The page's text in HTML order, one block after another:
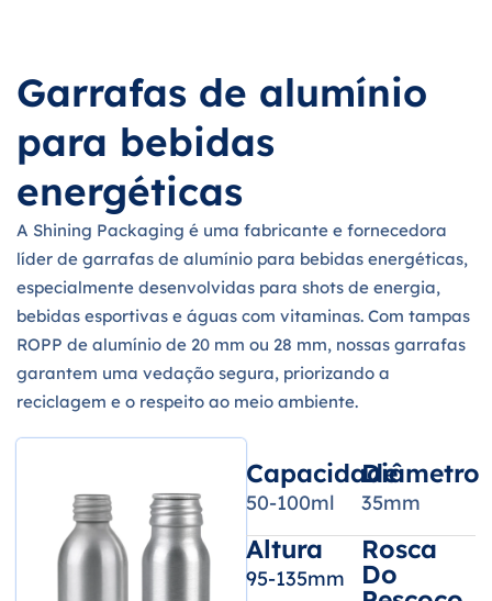
Garrafas de alumínio
para bebidas
energéticas
A Shining Packaging é uma fabricante e fornecedora
líder de garrafas de alumínio para bebidas energéticas,
especialmente desenvolvidas para shots de energia,
bebidas esportivas e águas com vitaminas. Com tampas
ROPP de alumínio de 20 mm ou 28 mm, nossas garrafas
garantem uma vedação segura, priorizando a
reciclagem e o respeito ao meio ambiente.
Capacidade
50-100ml
Diâmetro
35mm
Altura
95-135mm
Rosca
Do